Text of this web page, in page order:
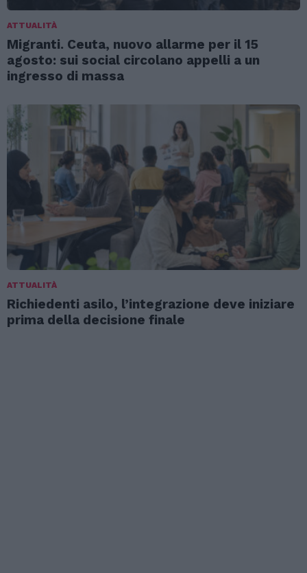
ATTUALITÀ
Migranti. Ceuta, nuovo allarme per il 15
agosto: sui social circolano appelli a un
ingresso di massa
ATTUALITÀ
Richiedenti asilo, l’integrazione deve iniziare
prima della decisione finale